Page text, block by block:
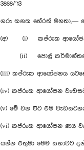
3868/’13
ගරු කනක හේරත් මහතා,—
(අ) (i) කප්රුක ආයෝජන ණය
(ii) පොල් කර්මාන්තයේ
(iii) කප්රුක ආයෝජනය
(iv) කප්රුක ආයෝජන
(v) මේ වන විට එම
(vi) කප්රුක ආයෝජන ණය
යන්න එතුමා මෙම සභාවට